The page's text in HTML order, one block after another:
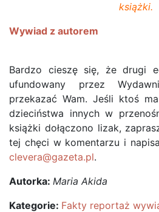
książki.
Wywiad z autorem
Bardzo cieszę się, że drugi
ufundowany przez
przekazać Wam. Jeśli ktoś
dzieciństwa innych w
książki dołączono lizak,
tej chęci w komentarzu i
clevera@gazeta.pl.
Autorka: Maria Akida
Kategorie: Fakty reportaż